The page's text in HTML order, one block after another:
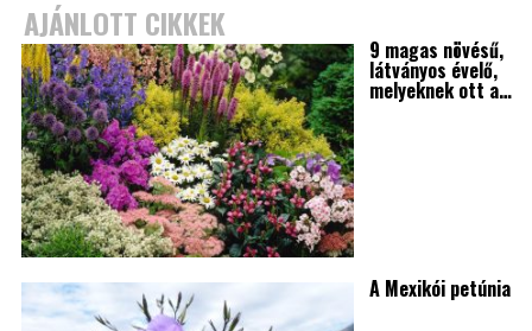
AJÁNLOTT CIKKEK
9 magas növésű,
látványos évelő,
melyeknek ott a…
A Mexikói petúnia